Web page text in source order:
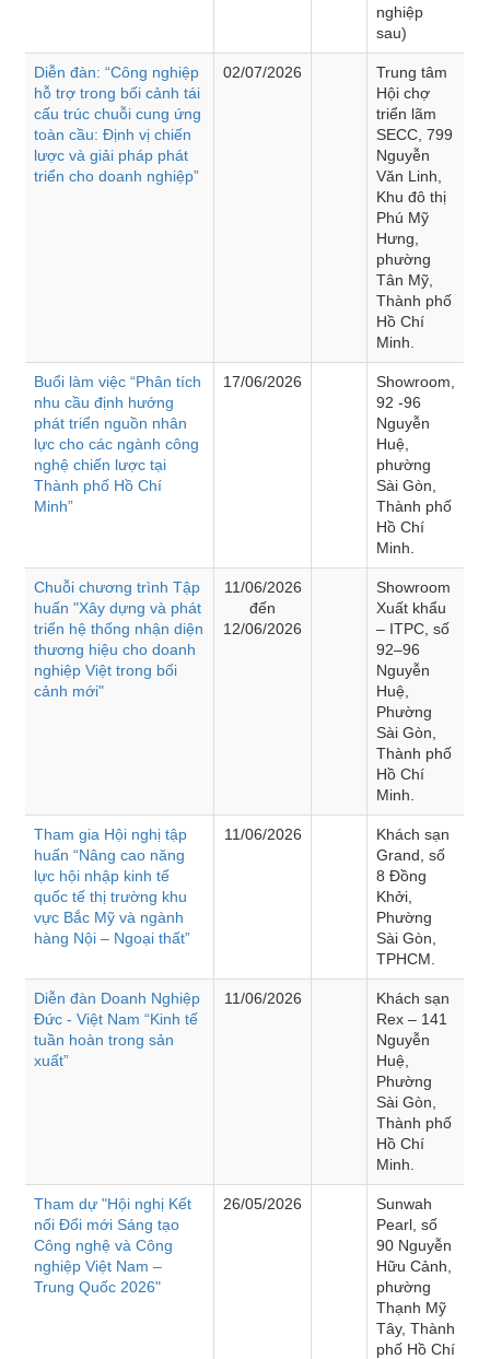
nghiệp
sau)
Diễn đàn: “Công nghiệp
hỗ trợ trong bối cảnh tái
cấu trúc chuỗi cung ứng
toàn cầu: Định vị chiến
lược và giải pháp phát
triển cho doanh nghiệp”
02/07/2026
Trung tâm
Hội chợ
triển lãm
SECC, 799
Nguyễn
Văn Linh,
Khu đô thị
Phú Mỹ
Hưng,
phường
Tân Mỹ,
Thành phố
Hồ Chí
Minh.
Buổi làm việc “Phân tích
nhu cầu định hướng
phát triển nguồn nhân
lực cho các ngành công
nghệ chiến lược tại
Thành phố Hồ Chí
Minh”
17/06/2026
Showroom,
92 -96
Nguyễn
Huệ,
phường
Sài Gòn,
Thành phố
Hồ Chí
Minh.
Chuỗi chương trình Tập
huấn "Xây dựng và phát
triển hệ thống nhận diện
thương hiệu cho doanh
nghiệp Việt trong bối
cảnh mới"
11/06/2026
đến
12/06/2026
Showroom
Xuất khẩu
– ITPC, số
92–96
Nguyễn
Huệ,
Phường
Sài Gòn,
Thành phố
Hồ Chí
Minh.
Tham gia Hội nghị tập
huấn “Nâng cao năng
lực hội nhập kinh tế
quốc tế thị trường khu
vực Bắc Mỹ và ngành
hàng Nội – Ngoại thất”
11/06/2026
Khách sạn
Grand, số
8 Đồng
Khởi,
Phường
Sài Gòn,
TPHCM.
Diễn đàn Doanh Nghiệp
Đức - Việt Nam “Kinh tế
tuần hoàn trong sản
xuất”
11/06/2026
Khách sạn
Rex – 141
Nguyễn
Huệ,
Phường
Sài Gòn,
Thành phố
Hồ Chí
Minh.
Tham dự "Hội nghị Kết
nối Đổi mới Sáng tạo
Công nghệ và Công
nghiệp Việt Nam –
Trung Quốc 2026"
26/05/2026
Sunwah
Pearl, số
90 Nguyễn
Hữu Cảnh,
phường
Thạnh Mỹ
Tây, Thành
phố Hồ Chí